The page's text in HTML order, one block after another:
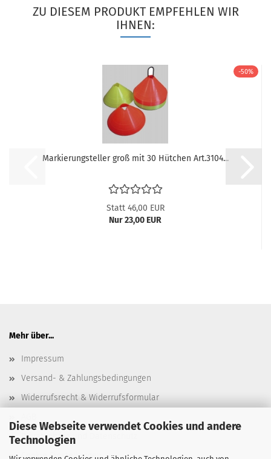
Diese Webseite verwendet Cookies und andere
Technologien
ZU DIESEM PRODUKT EMPFEHLEN WIR
IHNEN:
-50%
Markierungsteller groß mit 30 Hütchen Art.3104...
Statt 46,00 EUR
Nur 23,00 EUR
Mehr über...
Impressum
Versand- & Zahlungsbedingungen
Widerrufsrecht & Widerrufsformular
Privatsphäre und Datenschutz
Cookie Einstellungen